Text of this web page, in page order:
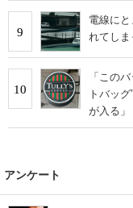
9
電線に
れてしま
10
「この
トバッ
が入る」
アンケート